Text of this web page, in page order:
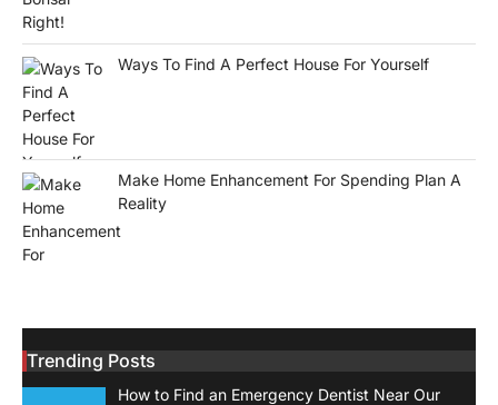
Ways To Find A Perfect House For Yourself
Make Home Enhancement For Spending Plan A
Reality
Trending Posts
How to Find an Emergency Dentist Near Our